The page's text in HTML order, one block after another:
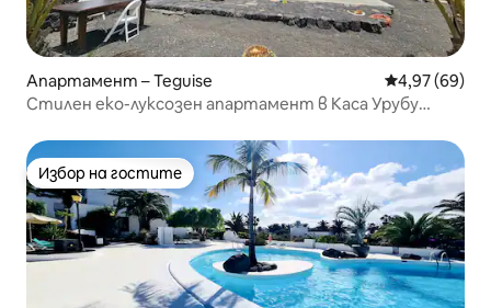
Апартамент – Teguise Средна
4,97 (69)
Стилен еко-луксозен апартамент в Каса Урубу
Избор на гостите
Избор на гостите